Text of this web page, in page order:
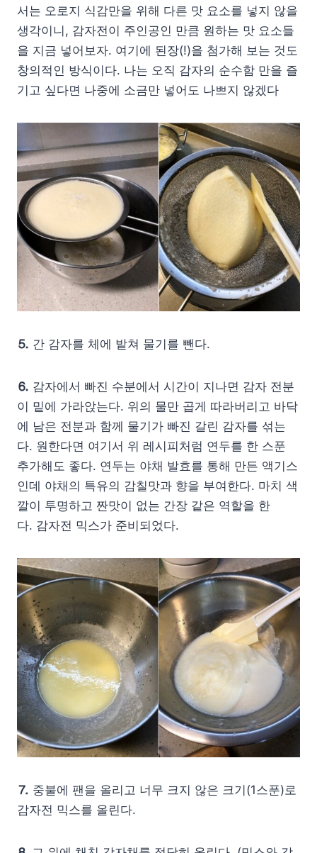
서는 오로지 식감만을 위해 다른 맛 요소를 넣지 않을
생각이니, 감자전이 주인공인 만큼 원하는 맛 요소들
을 지금 넣어보자. 여기에 된장(!)을 첨가해 보는 것도
창의적인 방식이다. 나는 오직 감자의 순수함 만을 즐
기고 싶다면 나중에 소금만 넣어도 나쁘지 않겠다
⒌ 간 감자를 체에 밭쳐 물기를 뺀다.
⒍ 감자에서 빠진 수분에서 시간이 지나면 감자 전분
이 밑에 가라앉는다. 위의 물만 곱게 따라버리고 바닥
에 남은 전분과 함께 물기가 빠진 갈린 감자를 섞는
다. 원한다면 여기서 위 레시피처럼 연두를 한 스푼
추가해도 좋다. 연두는 야채 발효를 통해 만든 액기스
인데 야채의 특유의 감칠맛과 향을 부여한다. 마치 색
깔이 투명하고 짠맛이 없는 간장 같은 역할을 한
다. 감자전 믹스가 준비되었다.
⒎ 중불에 팬을 올리고 너무 크지 않은 크기(1스푼)로
감자전 믹스를 올린다.